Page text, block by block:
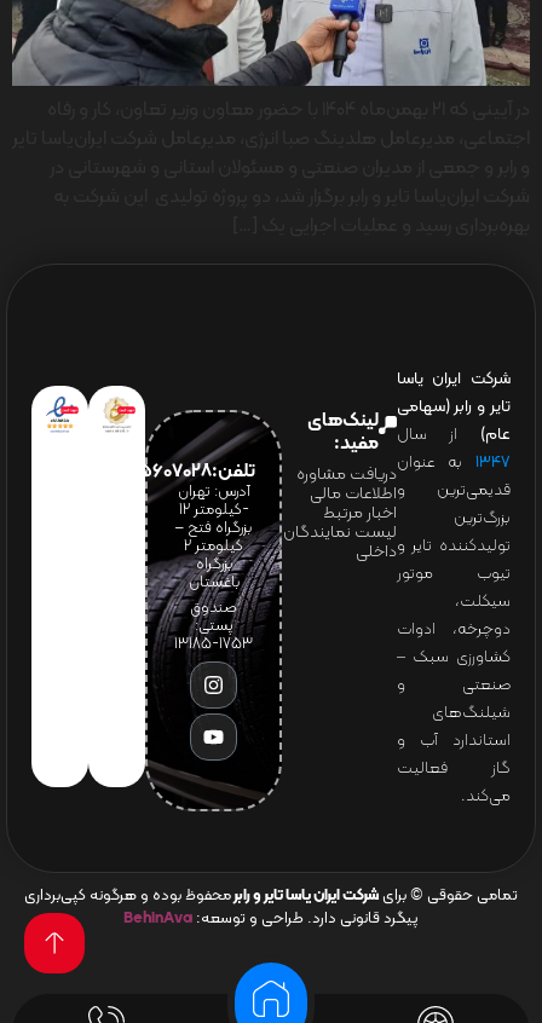
شرکت ایران یاسا
تایر و رابر (سهامی
عام) از سال
۱۳۴۷ به عنوان
قدیمی‌ترین و
بزرگ‌ترین
تولیدکننده تایر و
تیوب موتور
سیکلت،
دوچرخه، ادوات
کشاورزی سبک –
صنعتی و
شیلنگ‌های
استاندارد آب و
گاز فعالیت
می‌کند.
لینک‌های
مفید:
دریافت مشاوره
اطلاعات مالی
اخبار مرتبط
لیست نمایندگان
داخلی
تلفن:65607028(021)
آدرس: تهران
-کیلومتر 12
بزرگراه فتح –
کیلومتر ۲
بزرگراه
باغستان
صندوق
پستی:
1753-13185
تمامی حقوقی © برای شرکت ایران یاسا تایر و رابرمحفوظ بوده و هرگونه کپی‌برداری
پیگرد قانونی دارد. طراحی و توسعه: BehinAva